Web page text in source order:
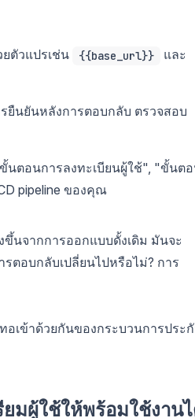
ตัวแปรเช่น {{base_url}} และ
ยืนยันหลังการตอบกลับ ตรวจสอบ
ตอนการลงทะเบียนผู้ใช้", "ขั้นต
pipeline ของคุณ
นจากการออกแบบดั้งเดิม มันจะ
ตอบกลับเปลี่ยนไปหรือไม่? การ
เข้าด้วยกันของกระบวนการประ
ยมผู้ใช้ให้พร้อมใช้งาน